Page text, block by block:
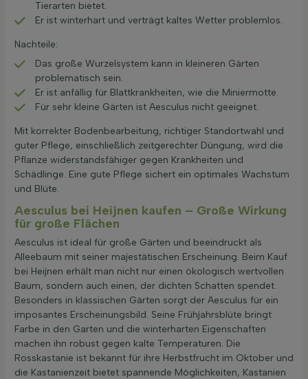
Tierarten bietet.
Er ist winterhart und verträgt kaltes Wetter problemlos.
Nachteile:
Das große Wurzelsystem kann in kleineren Gärten
problematisch sein.
Er ist anfällig für Blattkrankheiten, wie die Miniermotte.
Für sehr kleine Gärten ist Aesculus nicht geeignet.
Mit korrekter Bodenbearbeitung, richtiger Standortwahl und
guter Pflege, einschließlich zeitgerechter Düngung, wird die
Pflanze widerstandsfähiger gegen Krankheiten und
Schädlinge. Eine gute Pflege sichert ein optimales Wachstum
und Blüte.
Aesculus bei Heijnen kaufen – Große Wirkung
für große Flächen
Aesculus ist ideal für große Gärten und beeindruckt als
Alleebaum mit seiner majestätischen Erscheinung. Beim Kauf
bei Heijnen erhält man nicht nur einen ökologisch wertvollen
Baum, sondern auch einen, der dichten Schatten spendet.
Besonders in klassischen Gärten sorgt der Aesculus für ein
imposantes Erscheinungsbild. Seine Frühjahrsblüte bringt
Farbe in den Garten und die winterharten Eigenschaften
machen ihn robust gegen kalte Temperaturen. Die
Rosskastanie ist bekannt für ihre Herbstfrucht im Oktober und
die Kastanienzeit bietet spannende Möglichkeiten, Kastanien